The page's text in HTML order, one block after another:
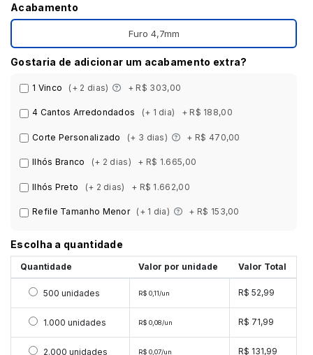
Acabamento
Furo 4,7mm
Gostaria de adicionar um acabamento extra?
1 Vinco (+ 2 dias) + R$ 303,00
4 Cantos Arredondados (+ 1 dia) + R$ 188,00
Corte Personalizado (+ 3 dias) + R$ 470,00
Ilhós Branco (+ 2 dias) + R$ 1.665,00
Ilhós Preto (+ 2 dias) + R$ 1.662,00
Refile Tamanho Menor (+ 1 dia) + R$ 153,00
Escolha a quantidade
Quantidade Valor por unidade Valor Total
Selecionar 500 unidades
500 unidades R$ 0,11/un R$ 52,99
Selecionar 1000 unidades
1.000 unidades R$ 0,08/un R$ 71,99
Selecionar 2000 unidades
2.000 unidades R$ 0,07/un R$ 131,99